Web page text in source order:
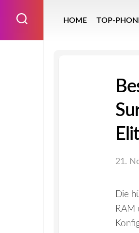
HOME TOP-
21.
Die
RAM